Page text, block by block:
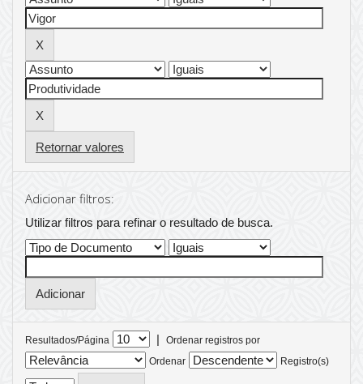
Retornar valores
Adicionar filtros:
Utilizar filtros para refinar o resultado de busca.
Resultados/Página |
Ordenar registros por
Ordenar
Registro(s)